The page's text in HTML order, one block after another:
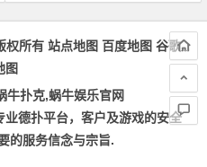
权所有 站点地图 百度地图 谷歌
图
牛扑克,蜗牛娱乐官网
德扑平台，客户及游戏的安全
的服务信念与宗旨.